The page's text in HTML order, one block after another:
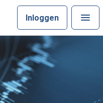
Inloggen